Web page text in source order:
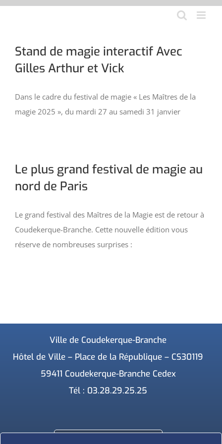
Aller
Stand de magie interactif Avec
Gilles Arthur et Vick
Dans le cadre du festival de magie « Les Maîtres de la
magie 2025 », du mardi 27 au samedi 31 janvier
Le plus grand festival de magie au
nord de Paris
Le grand festival des Maîtres de la Magie est de retour à
Coudekerque-Branche. Cette nouvelle édition vous
réserve de nombreuses surprises :
Ville de Coudekerque-Branche
Hôtel de Ville – Place de la République – CS30119
59411 Coudekerque-Branche Cedex
Tél : 03.28.29.25.25